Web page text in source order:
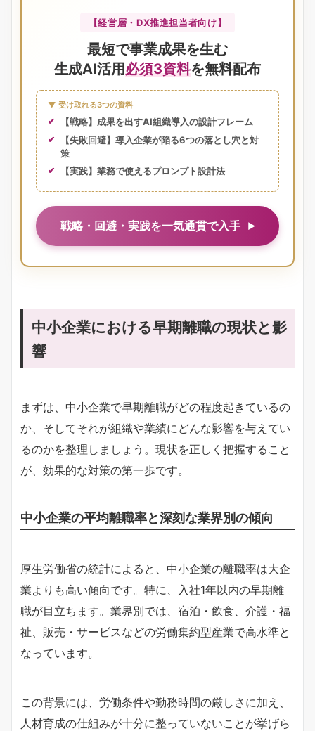
【経営層・DX推進担当者向け】
最短で事業成果を生む
生成AI活用必須3資料を無料配布
▼ 受け取れる3つの資料
【戦略】成果を出すAI組織導入の設計フレーム
【失敗回避】導入企業が陥る6つの落とし穴と対
策
【実践】業務で使えるプロンプト設計法
戦略・回避・実践を一気通貫で入手
中小企業における早期離職の現状と影
響
まずは、中小企業で早期離職がどの程度起きているの
か、そしてそれが組織や業績にどんな影響を与えてい
るのかを整理しましょう。現状を正しく把握すること
が、効果的な対策の第一歩です。
中小企業の平均離職率と深刻な業界別の傾向
厚生労働省の統計によると、中小企業の離職率は大企
業よりも高い傾向です。特に、入社1年以内の早期離
職が目立ちます。業界別では、宿泊・飲食、介護・福
祉、販売・サービスなどの労働集約型産業で高水準と
なっています。
この背景には、労働条件や勤務時間の厳しさに加え、
人材育成の仕組みが十分に整っていないことが挙げら